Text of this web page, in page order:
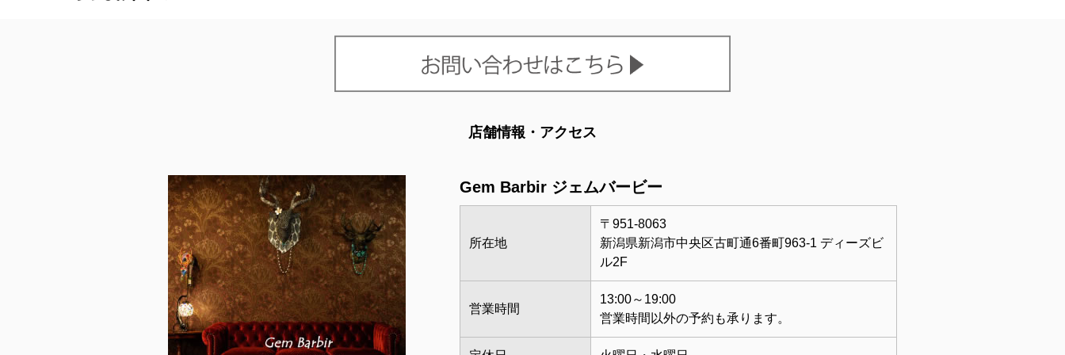
店舗情報・アクセス
Gem Barbir ジェムバービー
所在地
〒951-8063
新潟県新潟市中央区古町通6番町963-1 ディーズビ
ル2F
営業時間
13:00～19:00
営業時間以外の予約も承ります。